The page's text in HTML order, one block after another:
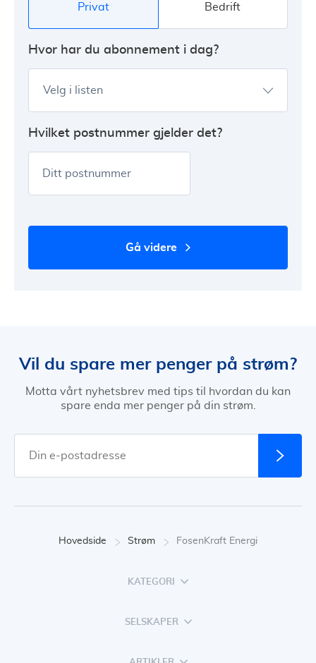
Privat Bedrift
Hvor har du abonnement i dag?
Velg i listen
Hvilket postnummer gjelder det?
Ditt postnummer
gå videre
Vil du spare mer penger på strøm?
Motta vårt nyhetsbrev med tips til hvordan du kan
spare enda mer penger på din strøm.
Hovedside Strøm FosenKraft Energi
KATEGORI
SELSKAPER